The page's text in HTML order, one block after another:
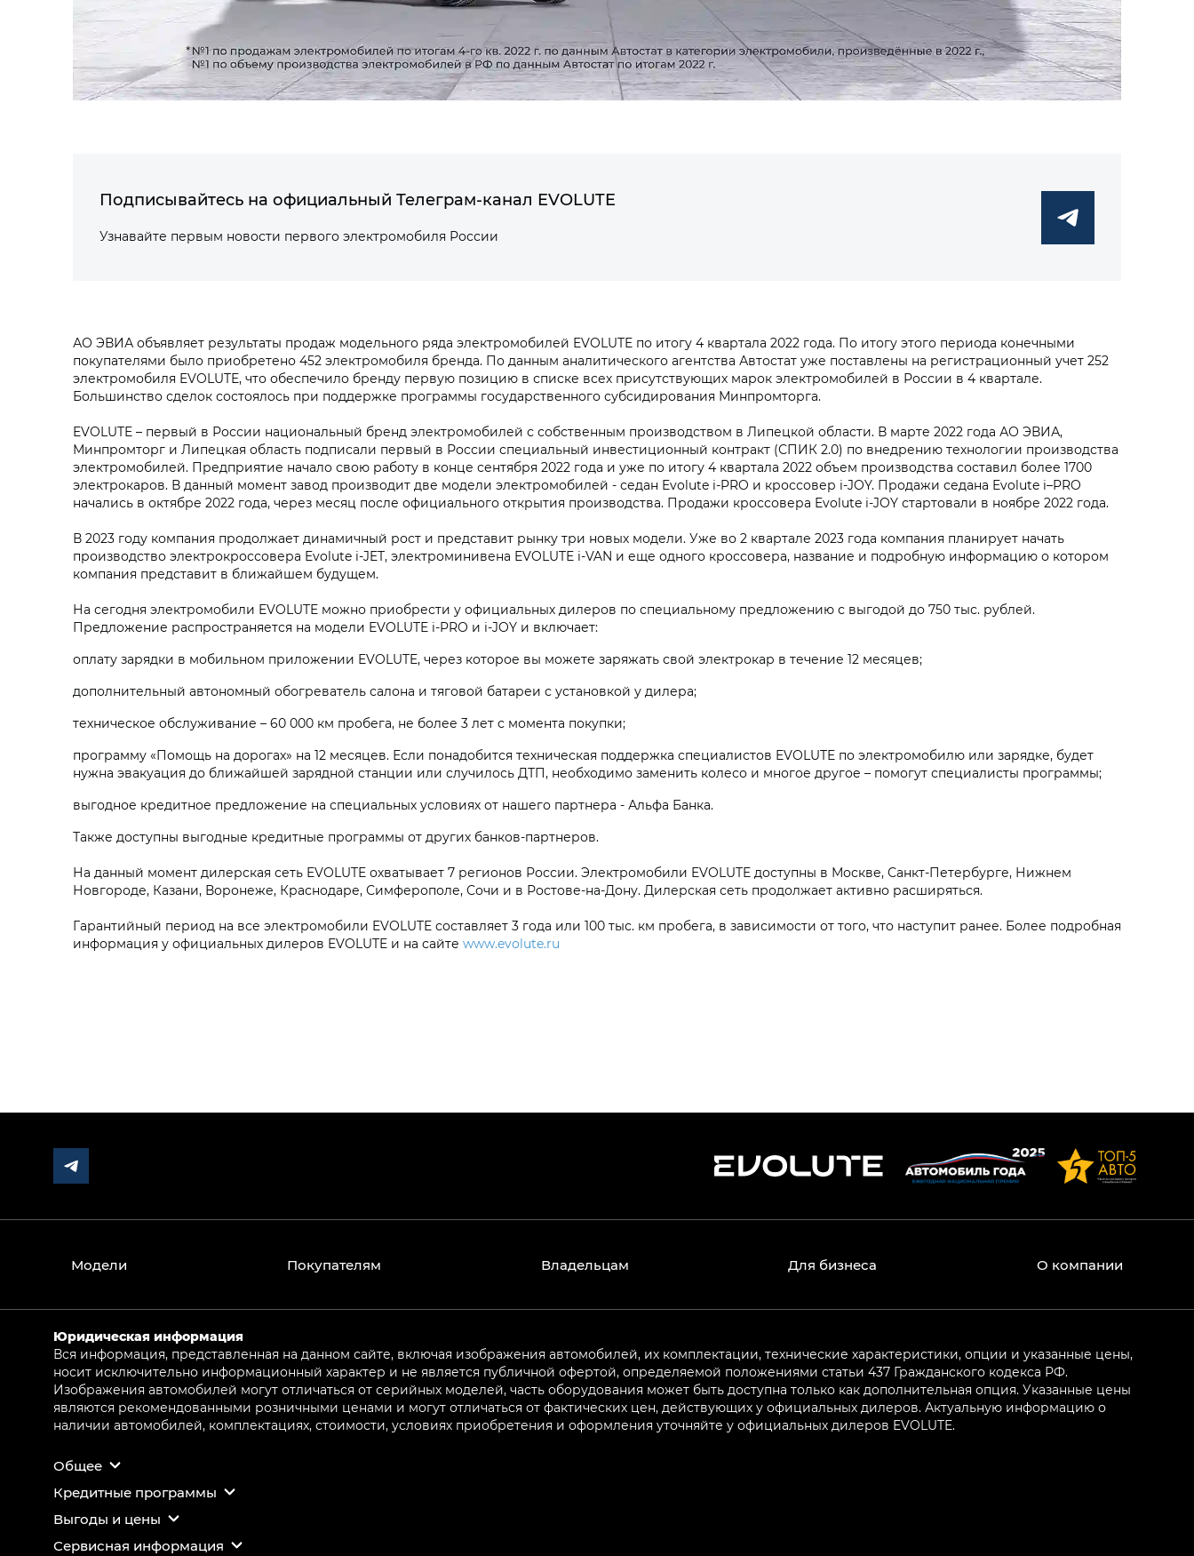
Подписывайтесь на официальный Телеграм-канал EVOLUTE
Узнавайте первым новости первого электромобиля России
АО ЭВИА объявляет результаты продаж модельного ряда электромобилей EVOLUTE по итогу 4 квартала 2022 года. По итогу этого периода конечными
покупателями было приобретено 452 электромобиля бренда. По данным аналитического агентства Автостат уже поставлены на регистрационный учет 252
электромобиля EVOLUTE, что обеспечило бренду первую позицию в списке всех присутствующих марок электромобилей в России в 4 квартале.
Большинство сделок состоялось при поддержке программы государственного субсидирования Минпромторга.
EVOLUTE – первый в России национальный бренд электромобилей с собственным производством в Липецкой области. В марте 2022 года АО ЭВИА,
Минпромторг и Липецкая область подписали первый в России специальный инвестиционный контракт (СПИК 2.0) по внедрению технологии производства
электромобилей. Предприятие начало свою работу в конце сентября 2022 года и уже по итогу 4 квартала 2022 объем производства составил более 1700
электрокаров. В данный момент завод производит две модели электромобилей - седан Evolute i‑PRO и кроссовер i‑JOY. Продажи седана Evolute i–PRO
начались в октябре 2022 года, через месяц после официального открытия производства. Продажи кроссовера Evolute i‑JOY стартовали в ноябре 2022 года.
В 2023 году компания продолжает динамичный рост и представит рынку три новых модели. Уже во 2 квартале 2023 года компания планирует начать
производство электрокроссовера Evolute i‑JET, электроминивена EVOLUTE i‑VAN и еще одного кроссовера, название и подробную информацию о котором
компания представит в ближайшем будущем.
На сегодня электромобили EVOLUTE можно приобрести у официальных дилеров по специальному предложению с выгодой до 750 тыс. рублей.
Предложение распространяется на модели EVOLUTE i‑PRO и i‑JOY и включает:
оплату зарядки в мобильном приложении EVOLUTE, через которое вы можете заряжать свой электрокар в течение 12 месяцев;
дополнительный автономный обогреватель салона и тяговой батареи с установкой у дилера;
техническое обслуживание – 60 000 км пробега, не более 3 лет с момента покупки;
программу «Помощь на дорогах» на 12 месяцев. Если понадобится техническая поддержка специалистов EVOLUTE по электромобилю или зарядке, будет
нужна эвакуация до ближайшей зарядной станции или случилось ДТП, необходимо заменить колесо и многое другое – помогут специалисты программы;
выгодное кредитное предложение на специальных условиях от нашего партнера - Альфа Банка.
Также доступны выгодные кредитные программы от других банков-партнеров.
На данный момент дилерская сеть EVOLUTE охватывает 7 регионов России. Электромобили EVOLUTE доступны в Москве, Санкт-Петербурге, Нижнем
Новгороде, Казани, Воронеже, Краснодаре, Симферополе, Сочи и в Ростове-на-Дону. Дилерская сеть продолжает активно расширяться.
Гарантийный период на все электромобили EVOLUTE составляет 3 года или 100 тыс. км пробега, в зависимости от того, что наступит ранее. Более подробная
информация у официальных дилеров EVOLUTE и на сайте www.evolute.ru
Модели Покупателям Владельцам Для бизнеса О компании
Юридическая информация
Вся информация, представленная на данном сайте, включая изображения автомобилей, их комплектации, технические характеристики, опции и указанные цены,
носит исключительно информационный характер и не является публичной офертой, определяемой положениями статьи 437 Гражданского кодекса РФ.
Изображения автомобилей могут отличаться от серийных моделей, часть оборудования может быть доступна только как дополнительная опция. Указанные цены
являются рекомендованными розничными ценами и могут отличаться от фактических цен, действующих у официальных дилеров. Актуальную информацию о
наличии автомобилей, комплектациях, стоимости, условиях приобретения и оформления уточняйте у официальных дилеров EVOLUTE.
Общее
Кредитные программы
Выгоды и цены
Сервисная информация